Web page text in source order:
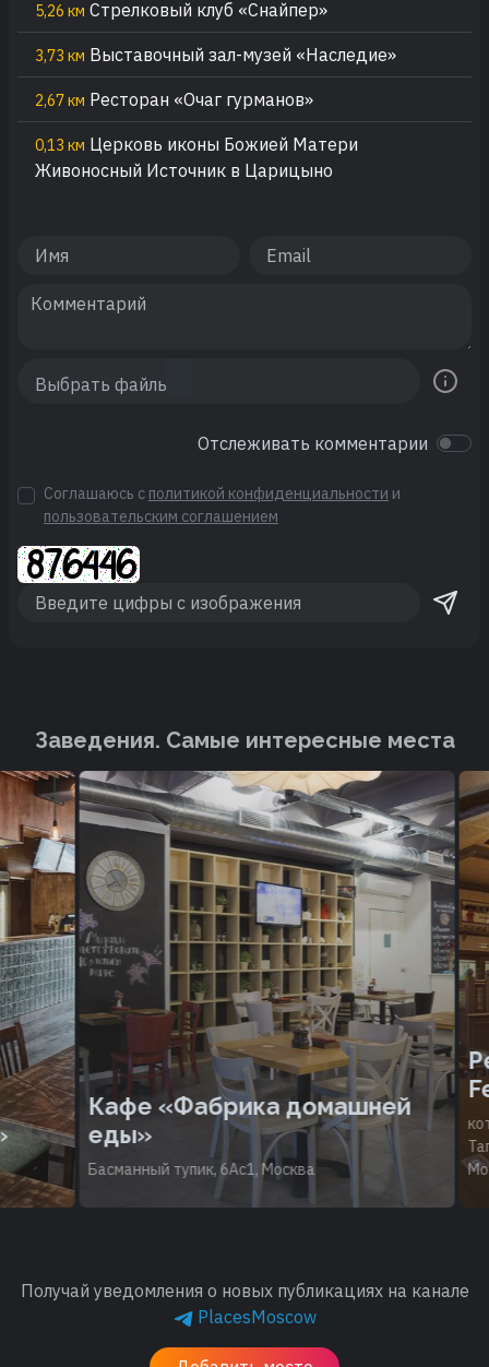
5,26 км Стрелковый клуб «Снайпер»
3,73 км Выставочный зал-музей «Наследие»
2,67 км Ресторан «Очаг гурманов»
0,13 км Церковь иконы Божией Матери
Живоносный Источник в Царицыно
Отслеживать комментарии
Соглашаюсь с политикой конфиденциальности и
пользовательским соглашением
Заведения. Cамые интересные места
Кафе «Фабрика домашней
еды»
Басманный тупик, 6Ас1, Москва
Получай уведомления о новых публикациях на канале
PlacesMoscow